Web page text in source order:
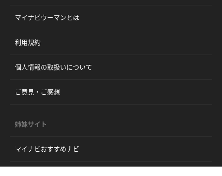
マイナビウーマンとは
利用規約
個人情報の取扱いについて
ご意見・ご感想
姉妹サイト
マイナビおすすめナビ